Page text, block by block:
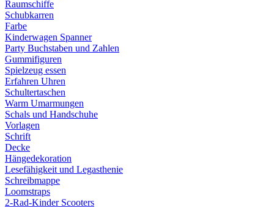
Raumschiffe
Schubkarren
Farbe
Kinderwagen Spanner
Party Buchstaben und Zahlen
Gummifiguren
Spielzeug essen
Erfahren Uhren
Schultertaschen
Warm Umarmungen
Schals und Handschuhe
Vorlagen
Schrift
Decke
Hängedekoration
Lesefähigkeit und Legasthenie
Schreibmappe
Loomstraps
2-Rad-Kinder Scooters